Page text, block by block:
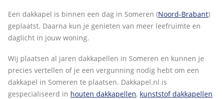
Een dakkapel is binnen een dag in Someren (Noord-Brabant)
geplaatst. Daarna kun je genieten van meer leefruimte en
daglicht in jouw woning.
Wij plaatsen al jaren dakkapellen in Someren en kunnen je
precies vertellen of je een vergunning nodig hebt om een
dakkapel in Someren te plaatsen. Dakkapel.nl is
gespecialiseerd in houten dakkapellen, kunststof dakkapellen